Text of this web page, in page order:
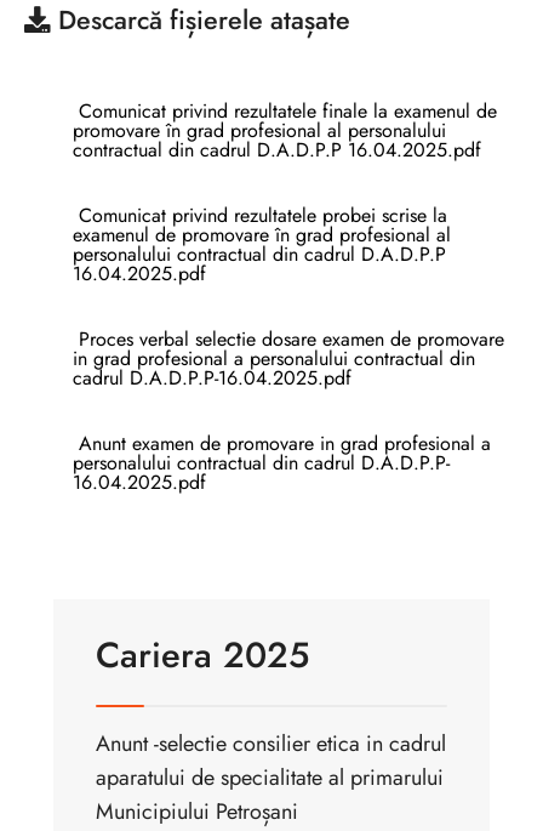
Descarcă fișierele atașate
Comunicat privind rezultatele finale la examenul de
promovare în grad profesional al personalului
contractual din cadrul D.A.D.P.P 16.04.2025.pdf
Comunicat privind rezultatele probei scrise la
examenul de promovare în grad profesional al
personalului contractual din cadrul D.A.D.P.P
16.04.2025.pdf
Proces verbal selectie dosare examen de promovare
in grad profesional a personalului contractual din
cadrul D.A.D.P.P-16.04.2025.pdf
Anunt examen de promovare in grad profesional a
personalului contractual din cadrul D.A.D.P.P-
16.04.2025.pdf
Cariera 2025
Anunt -selectie consilier etica in cadrul
aparatului de specialitate al primarului
Municipiului Petroșani